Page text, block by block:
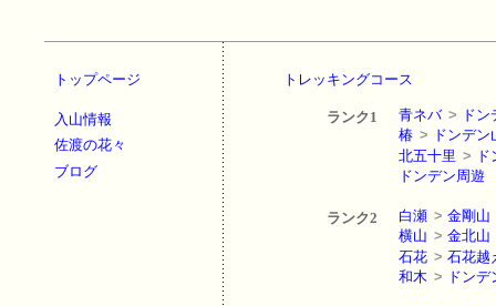
トップページ
入山情報
佐渡の花々
ブログ
トレッキングコース
ランク1 青ネバ > ド
椿 > ドンデン
北五十里 >
ドンデン周遊
ランク2 白瀬 > 金剛山
横山 > 金北山
石花 > 石花越
和木 > ドンデ